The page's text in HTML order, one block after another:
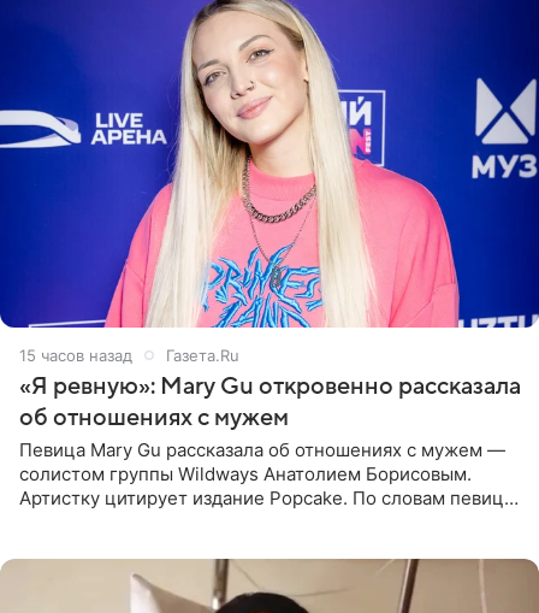
15 часов назад Газета.Ru
«Я ревную»: Mary Gu откровенно рассказала
об отношениях с мужем
Певица Mary Gu рассказала об отношениях с мужем —
солистом группы Wildways Анатолием Борисовым.
Артистку цитирует издание Popcake. По словам певицы,